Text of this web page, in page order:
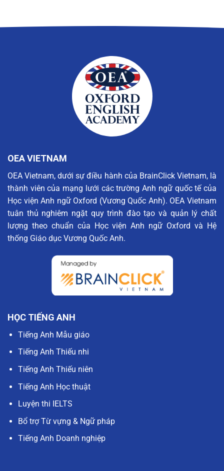
OEA VIETNAM
OEA Vietnam, dưới sự điều hành của BrainClick Vietnam, là
thành viên của mạng lưới các trường Anh ngữ quốc tế của
Học viện Anh ngữ Oxford (Vương Quốc Anh). OEA Vietnam
tuân thủ nghiêm ngặt quy trình đào tạo và quản lý chất
lượng theo chuẩn của Học viện Anh ngữ Oxford và Hệ
thống Giáo dục Vương Quốc Anh.
HỌC TIẾNG ANH
Tiếng Anh Mẫu giáo
Tiếng Anh Thiếu nhi
Tiếng Anh Thiếu niên
Tiếng Anh Học thuật
Luyện thi IELTS
Bổ trợ Từ vựng & Ngữ pháp
Tiếng Anh Doanh nghiệp